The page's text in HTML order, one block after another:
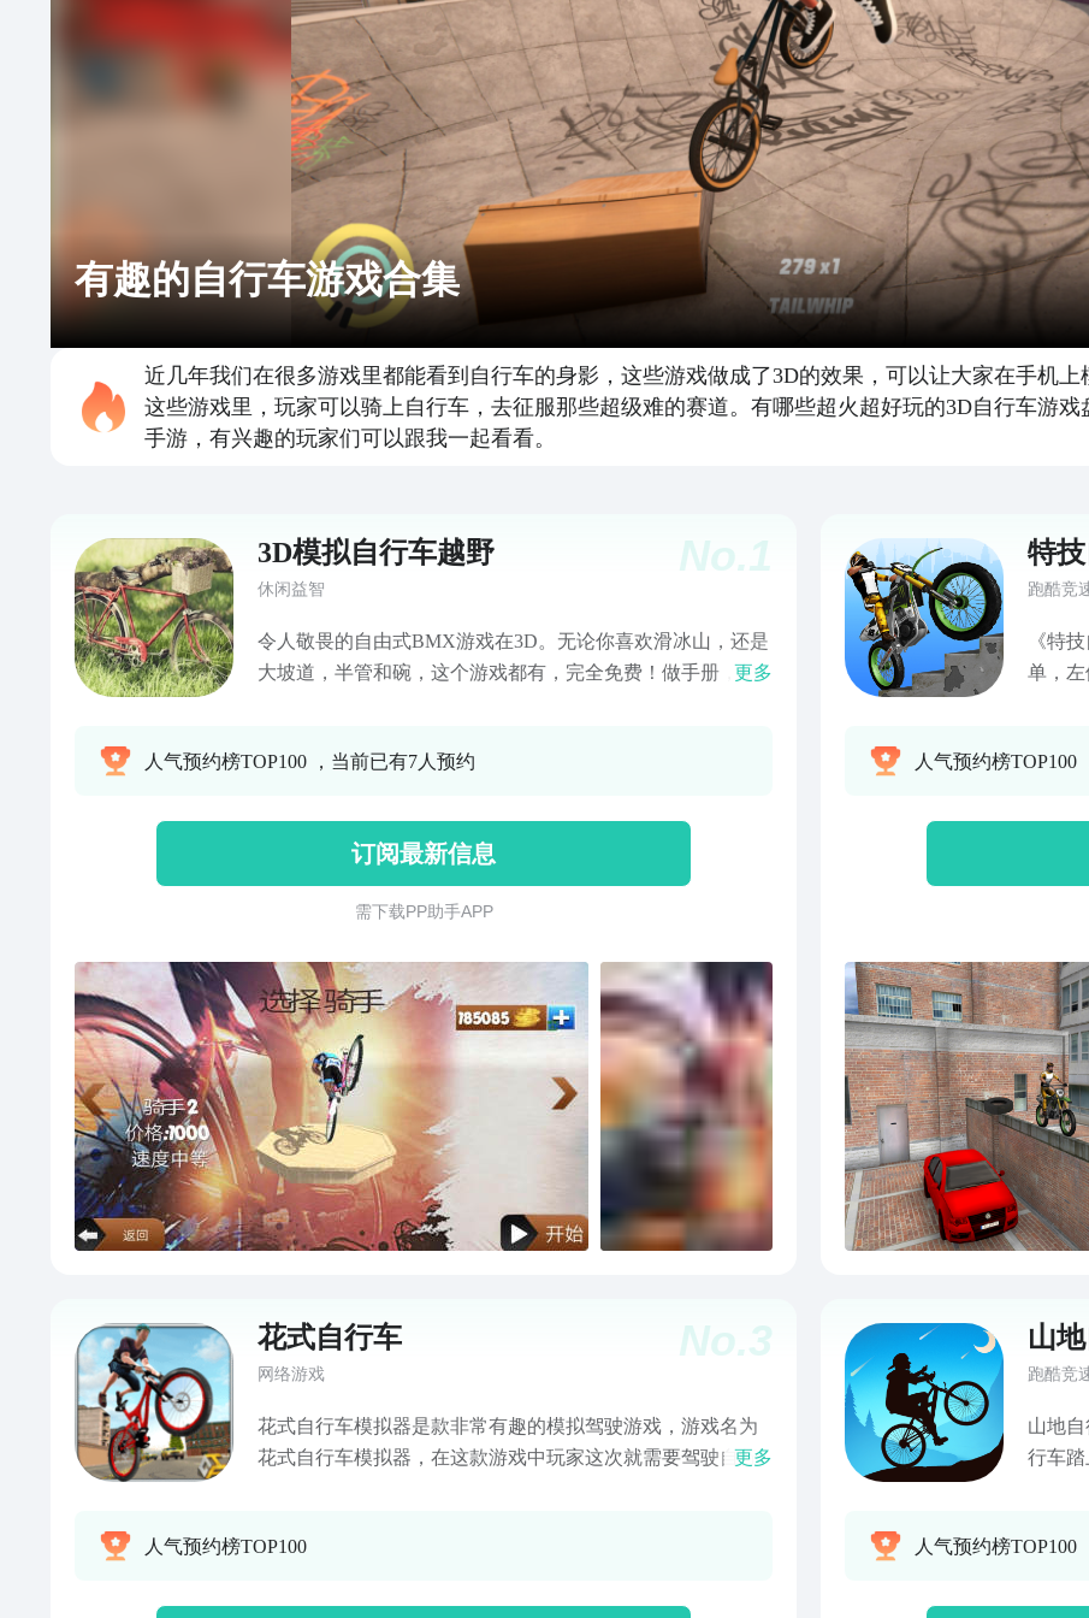
有趣的自行车游戏合集
近几年我们在很多游戏里都能看到自行车的身影，这些游戏做成了3D的效果，可以让大家在手机
这些游戏里，玩家可以骑上自行车，去征服那些超级难的赛道。有哪些超火超好玩的3D自行车游
手游，有兴趣的玩家们可以跟我一起看看。
No.1
3D模拟自行车越野
休闲益智
令人敬畏的自由式BMX游戏在3D。无论你喜欢滑冰山，还是
大坡道，半管和碗，这个游戏都有，完全免费！做手册，幻
更多
人气预约榜TOP100 ，当前已有7人预约
订阅最新信息
需 下 载 P P 助 手 A P P
特
跑酷竞
《特
单，
人气预约榜TOP100
No.3
花式自行车
网络游戏
花式自行车模拟器是款非常有趣的模拟驾驶游戏，游戏名为
花式自行车模拟器，在这款游戏中玩家这次就需要驾驶自行
更多
人气预约榜TOP100
山
跑酷竞
山地
行车
人气预约榜TOP100